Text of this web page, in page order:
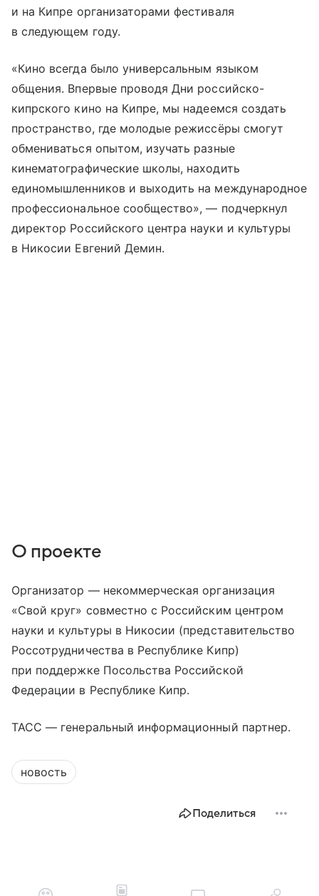
и на Кипре организаторами фестиваля
в следующем году.
«Кино всегда было универсальным языком
общения. Впервые проводя Дни российско-
кипрского кино на Кипре, мы надеемся создать
пространство, где молодые режиссёры смогут
обмениваться опытом, изучать разные
кинематографические школы, находить
единомышленников и выходить на международное
профессиональное сообщество», — подчеркнул
директор Российского центра науки и культуры
в Никосии Евгений Демин.
О проекте
Организатор — некоммерческая организация
«Свой круг» совместно с Российским центром
науки и культуры в Никосии (представительство
Россотрудничества в Республике Кипр)
при поддержке Посольства Российской
Федерации в Республике Кипр.
ТАСС — генеральный информационный партнер.
новость
Поделиться